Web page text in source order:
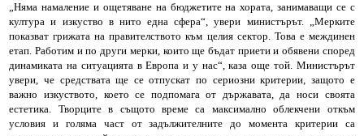
„Няма намаление и ощетяване на бюджетите на хората, занимаващи се с
култура и изкуство в нито една сфера“, увери министърът. „Мерките
показват грижата на правителството към целия сектор. Това е междинен
етап. Работим и по други мерки, които ще бъдат приети и обявени според
динамиката на ситуацията в Европа и у нас“, каза още той. Министърът
увери, че средствата ще се отпускат по сериозни критерии, защото е
важно изкуството, което се подпомага от държавата, да носи своята
естетика. Творците в същото време са максимално облекчени откъм
условия и голяма част от задължителните до момента критерии са